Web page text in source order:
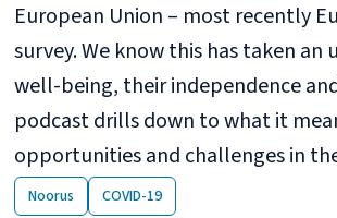
European Union – most recently
survey. We know this has taken
well-being, their independence
podcast drills down to what it
opportunities and challenges in
Noorus COVID-19